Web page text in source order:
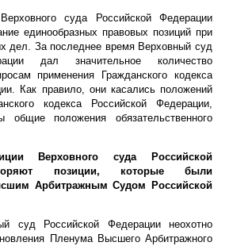
суда Российской Федерации
единообразных правовых позиций при
дел. За последнее время Верховный суд
дал значительное количество
применения Гражданского кодекса
Как правило, они касались положений
кодекса Российской Федерации,
общие положения обязательственного
Верховного суда Российской
позиции, которые были
Арбитражным Судом Российской
суд Российской Федерации неохотно
Пленума Высшего Арбитражного